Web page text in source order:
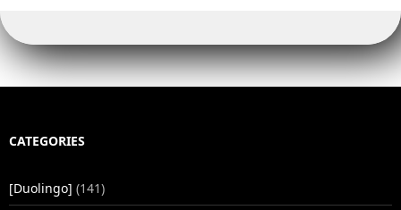
CATEGORIES
[Duolingo] (141)